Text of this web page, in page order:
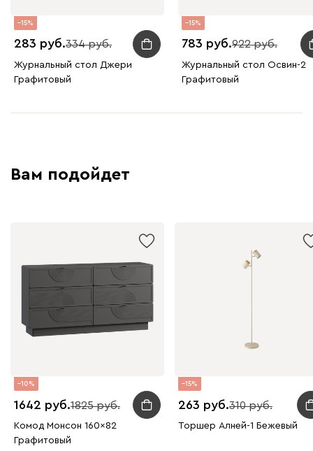
15
283 334
Журнальный стол Джери
Графитовый
15
783 922
Журнальный стол Освин-2
Графитовый
Вам подойдет
10
1642 1825
Комод Монсон 160x82
Графитовый
15
263 310
Торшер Алней-1 Бежевый